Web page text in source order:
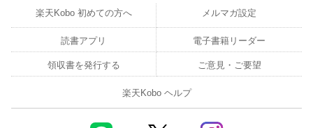
楽天Kobo 初めての方へ メルマガ設定
読書アプリ 電子書籍リーダー
領収書を発行する ご意見・ご要望
楽天Kobo ヘルプ